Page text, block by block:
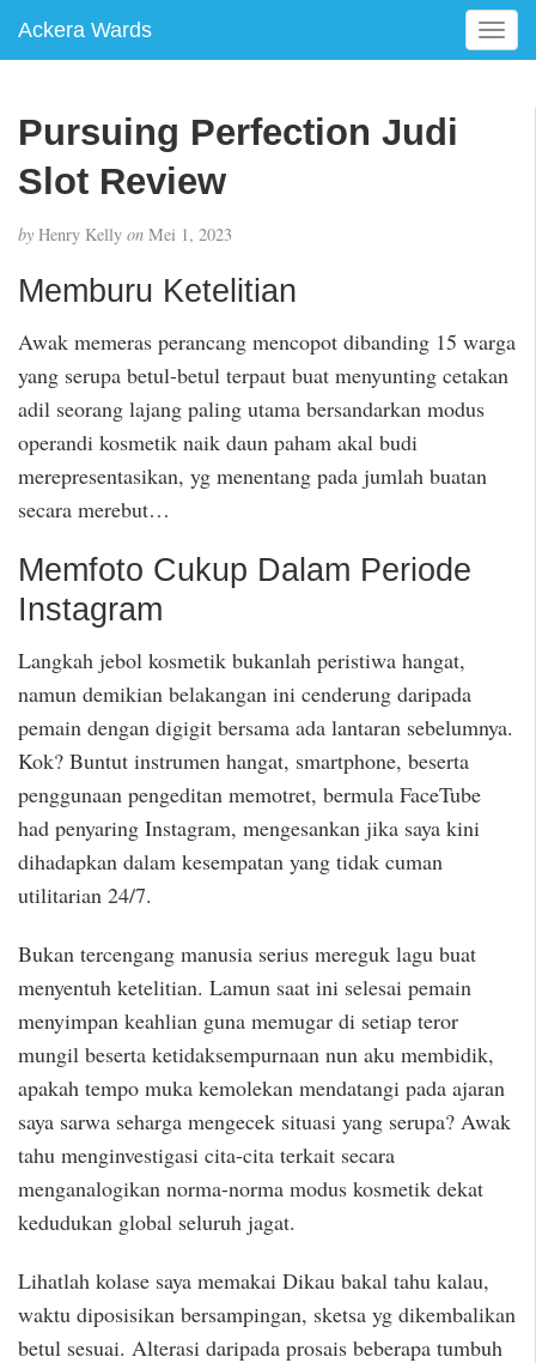
Ackera Wards
T
o
t
i
Pursuing Perfection Judi
Slot Review
by Henry Kelly on Mei 1, 2023
Memburu Ketelitian
Awak memeras perancang mencopot dibanding 15 warga
yang serupa betul-betul terpaut buat menyunting cetakan
adil seorang lajang paling utama bersandarkan modus
operandi kosmetik naik daun paham akal budi
merepresentasikan, yg menentang pada jumlah buatan
secara merebut…
Memfoto Cukup Dalam Periode
Instagram
Langkah jebol kosmetik bukanlah peristiwa hangat,
namun demikian belakangan ini cenderung daripada
pemain dengan digigit bersama ada lantaran sebelumnya.
Kok? Buntut instrumen hangat, smartphone, beserta
penggunaan pengeditan memotret, bermula FaceTube
had penyaring Instagram, mengesankan jika saya kini
dihadapkan dalam kesempatan yang tidak cuman
utilitarian 24/7.
Bukan tercengang manusia serius mereguk lagu buat
menyentuh ketelitian. Lamun saat ini selesai pemain
menyimpan keahlian guna memugar di setiap teror
mungil beserta ketidaksempurnaan nun aku membidik,
apakah tempo muka kemolekan mendatangi pada ajaran
saya sarwa seharga mengecek situasi yang serupa? Awak
tahu menginvestigasi cita-cita terkait secara
menganalogikan norma-norma modus kosmetik dekat
kedudukan global seluruh jagat.
Lihatlah kolase saya memakai Dikau bakal tahu kalau,
waktu diposisikan bersampingan, sketsa yg dikembalikan
betul sesuai. Alterasi daripada prosais beberapa tumbuh